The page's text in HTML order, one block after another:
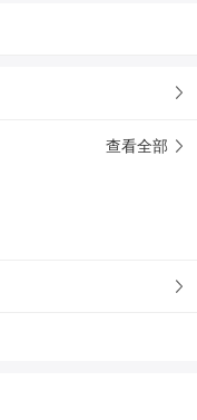
查看全部